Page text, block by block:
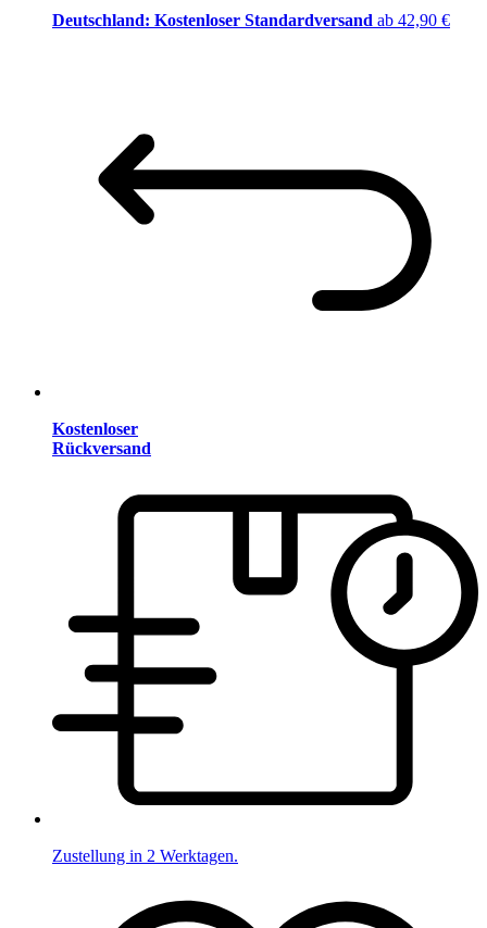
Deutschland: Kostenloser Standardversand ab 42,90 €
Kostenloser
Rückversand
Zustellung in 2 Werktagen.